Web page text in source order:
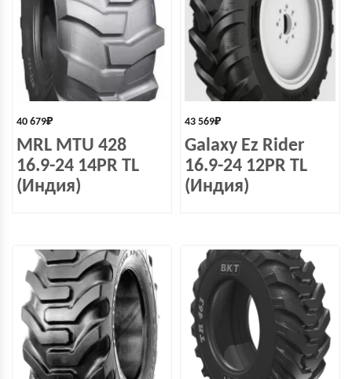
40 679₽
MRL MTU 428
16.9-24 14PR TL
(Индия)
43 569₽
Galaxy Ez Rider
16.9-24 12PR TL
(Индия)